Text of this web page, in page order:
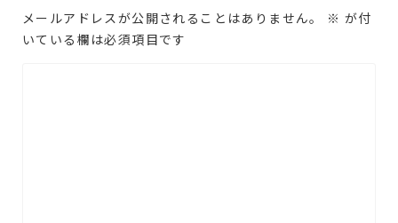
メールアドレスが公開されることはありません。 ※ が付
いている欄は必須項目です